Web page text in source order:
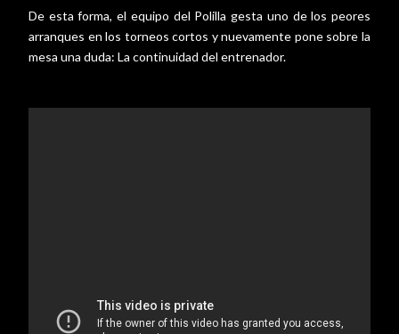
De esta forma, el equipo del Polilla gesta uno de los peores
arranques en los torneos cortos y nuevamente pone sobre la
mesa una duda: La continuidad del entrenador.